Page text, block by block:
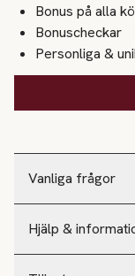
Vanliga frågor
Hjälp &
Bonus på alla
Bonuscheckar
Personliga &